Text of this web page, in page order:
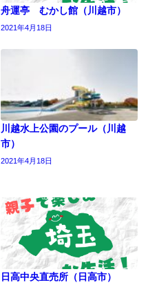
舟運亭 むかし館（川越市）
2021年4月18日
川越水上公園のプール（川越
市）
2021年4月18日
日高中央直売所（日高市）